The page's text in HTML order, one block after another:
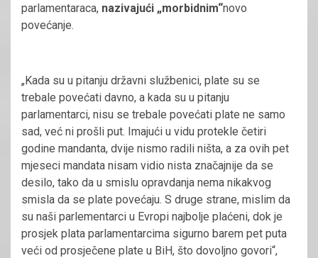
parlamentaraca, nazivajući „morbidnim“novo
povećanje.
„Kada su u pitanju državni službenici, plate su se
trebale povećati davno, a kada su u pitanju
parlamentarci, nisu se trebale povećati plate ne samo
sad, već ni prošli put. Imajući u vidu protekle četiri
godine mandanta, dvije nismo radili ništa, a za ovih pet
mjeseci mandata nisam vidio nista značajnije da se
desilo, tako da u smislu opravdanja nema nikakvog
smisla da se plate povećaju. S druge strane, mislim da
su naši parlementarci u Evropi najbolje plaćeni, dok je
prosjek plata parlamentarcima sigurno barem pet puta
veći od prosječene plate u BiH, što dovoljno govori“,